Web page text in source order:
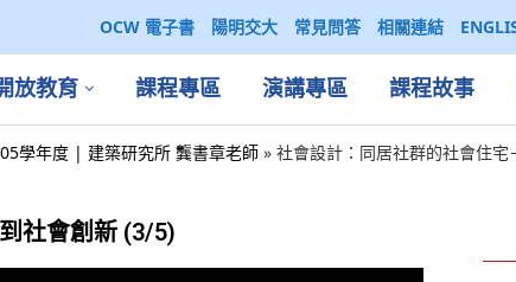
OCW 電子書 陽明交大 常見問答 相關連結
放教育 課程專區 演講專區 課程故事
學年度 | 建築研究所 龔書章老師 » 社會設計：同居社群的社會住
社會創新 (3/5)